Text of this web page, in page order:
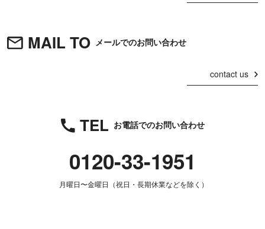
MAIL TO メールでのお問い合わせ
contact us
TEL お電話でのお問い合わせ
0120-33-1951
月曜日〜金曜日（祝日・長期休業などを除く）